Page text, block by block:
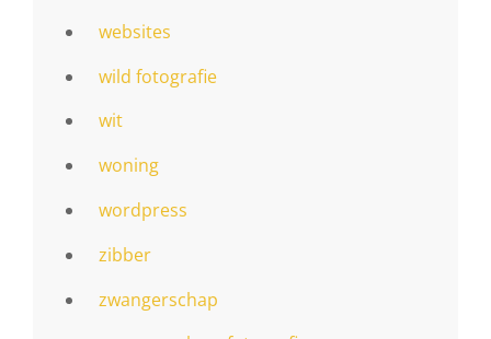
websites
wild fotografie
wit
woning
wordpress
zibber
zwangerschap